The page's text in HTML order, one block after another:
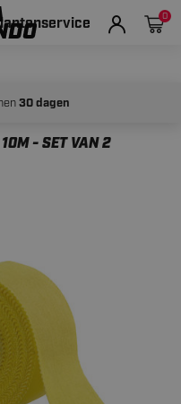
0
30 dagen
- SET VAN 2